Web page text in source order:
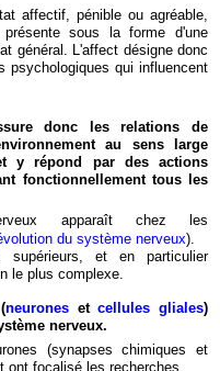
affectif, pénible ou agréable,
sous la forme d'une
général. L'affect désigne donc
psychologiques qui influencent
donc les relations de
au sens large
y répond par des actions
fonctionnellement tous les
apparaît chez les
du système nerveux).
supérieurs, et en particulier
le plus complexe.
neuronesetcellules gliales)
nerveux.
(synapses chimiques et
ont focalisé les recherches.